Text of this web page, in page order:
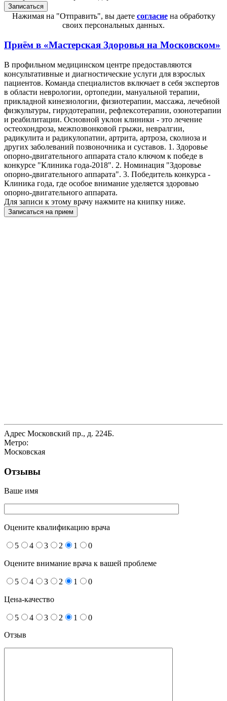
Нажимая на "Отправить", вы даете согласиена обработку
своих персональных данных.
Приём в «Мастерская Здоровья на Московском»
В профильном медицинском центре предоставляются
консультативные и диагностические услуги для взрослых
пациентов. Команда специалистов включает в себя экспертов
в области неврологии, ортопедии, мануальной терапии,
прикладной кинезиологии, физиотерапии, массажа, лечебной
физкультуры, гирудотерапии, рефлексотерапии, озонотерапии
и реабилитации. Основной уклон клиники - это лечение
остеохондроза, межпозвонковой грыжи, невралгии,
радикулита и радикулопатии, артрита, артроза, сколиоза и
других заболеваний позвоночника и суставов. 1. Здоровье
опорно-двигательного аппарата стало ключом к победе в
конкурсе "Клиника года-2018". 2. Номинация "Здоровье
опорно-двигательного аппарата". 3. Победитель конкурса -
Клиника года, где особое внимание уделяется здоровью
опорно-двигательного аппарата.
Для записи к этому врачу нажмите на книпку ниже.
Записаться на прием
Адрес Московский пр., д. 224Б.
Метро:
Московская
Отзывы
Ваше имя
Оцените квалификацию врача
5 4 3 2 1 0
Оцените внимание врача к вашей проблеме
5 4 3 2 1 0
Цена-качество
5 4 3 2 1
0
Отзыв